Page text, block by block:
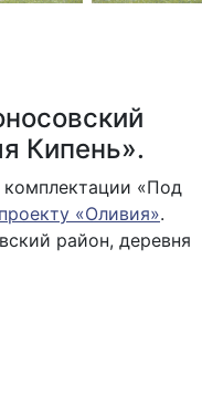
Кипень».
комплектации «Под
проекту «Оливия».
район, деревня